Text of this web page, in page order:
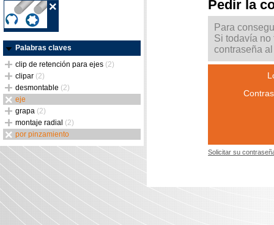
Palabras claves
clip de retención para ejes (2)
clipar (2)
desmontable (2)
eje
grapa (2)
montaje radial (2)
por pinzamiento
Pedir la
Para
Si todavía no
contraseña
Solicitar su